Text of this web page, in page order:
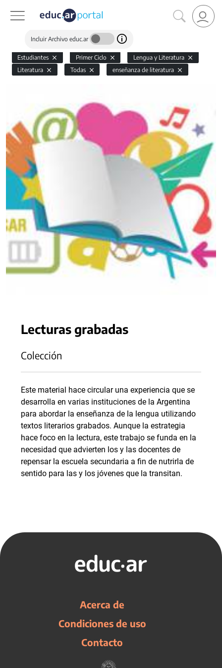
Incluir Archivo educ.ar
Estudiantes Primer Ciclo
Lengua y Literatura
Literatura
Todas enseñanza de literatura
Lecturas grabadas
Colección
Este material hace circular una experiencia que se
desarrolla en varias instituciones de la Argentina
para abordar la enseñanza de la lengua utilizando
textos literarios grabados. Aunque la estrategia
hace foco en la lectura, este trabajo se funda en la
necesidad que advierten los y las docentes de
repensar la escuela secundaria a fin de nutrirla de
sentido para las y los jóvenes que la transitan.
Acerca de
Condiciones de uso
Contacto